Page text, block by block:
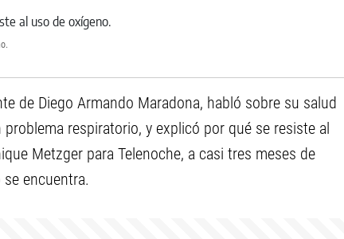
de Diego Armando Maradona, habló sobre su salud
respiratorio, y explicó por qué se resiste al
Metzger para Telenoche, a casi tres meses de
encuentra.